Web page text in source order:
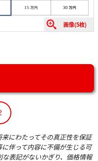
画像(5枚)
にわたってその真正性を保証
伴って内容に不備が生じる可
表記がないかぎり、価格情報